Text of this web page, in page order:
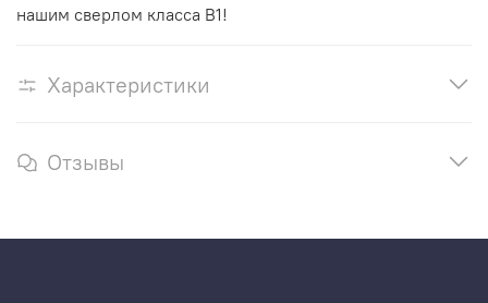
нашим сверлом класса В1!
Характеристики
Отзывы